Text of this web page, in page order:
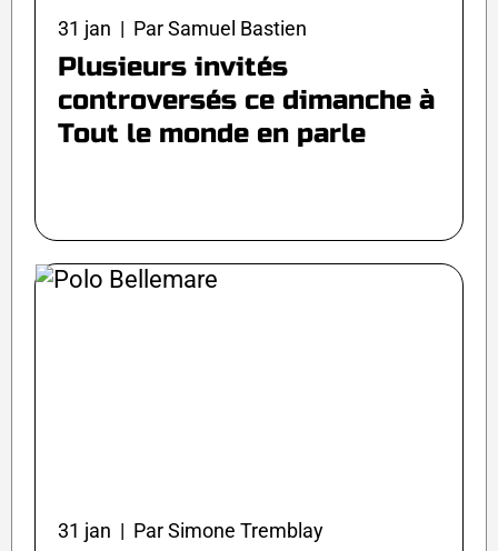
31 jan | Par Samuel Bastien
Plusieurs invités
controversés ce dimanche à
Tout le monde en parle
31 jan | Par Simone Tremblay